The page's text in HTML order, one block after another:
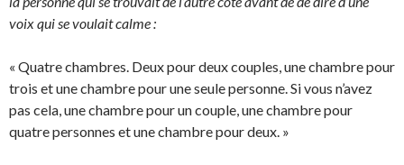
voix qui se voulait calme :
« Quatre chambres. Deux pour deux couples, une chambre pour
trois et une chambre pour une seule personne. Si vous n’avez
pas cela, une chambre pour un couple, une chambre pour
quatre personnes et une chambre pour deux. »